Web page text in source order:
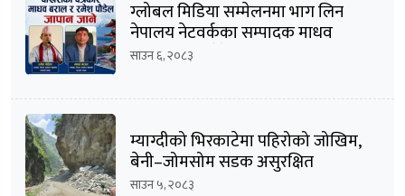
ग्लोबल मिडिया सम्मेलनमा भाग लिन
नेपालय नेटवर्कका सम्पादक माधव
बराल सहित पौडेल जापान प्रस्थान
साउन ६, २०८३
म्याग्दीको भिरकाटेमा पहिरोको जोखिम,
बेनी–जोमसोम सडक असुरक्षित
साउन ५, २०८३